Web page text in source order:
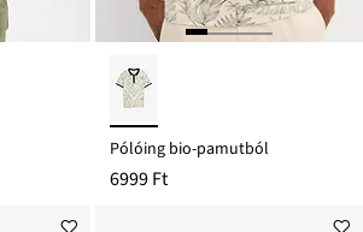
Pólóing bio-pamutból
6999 Ft